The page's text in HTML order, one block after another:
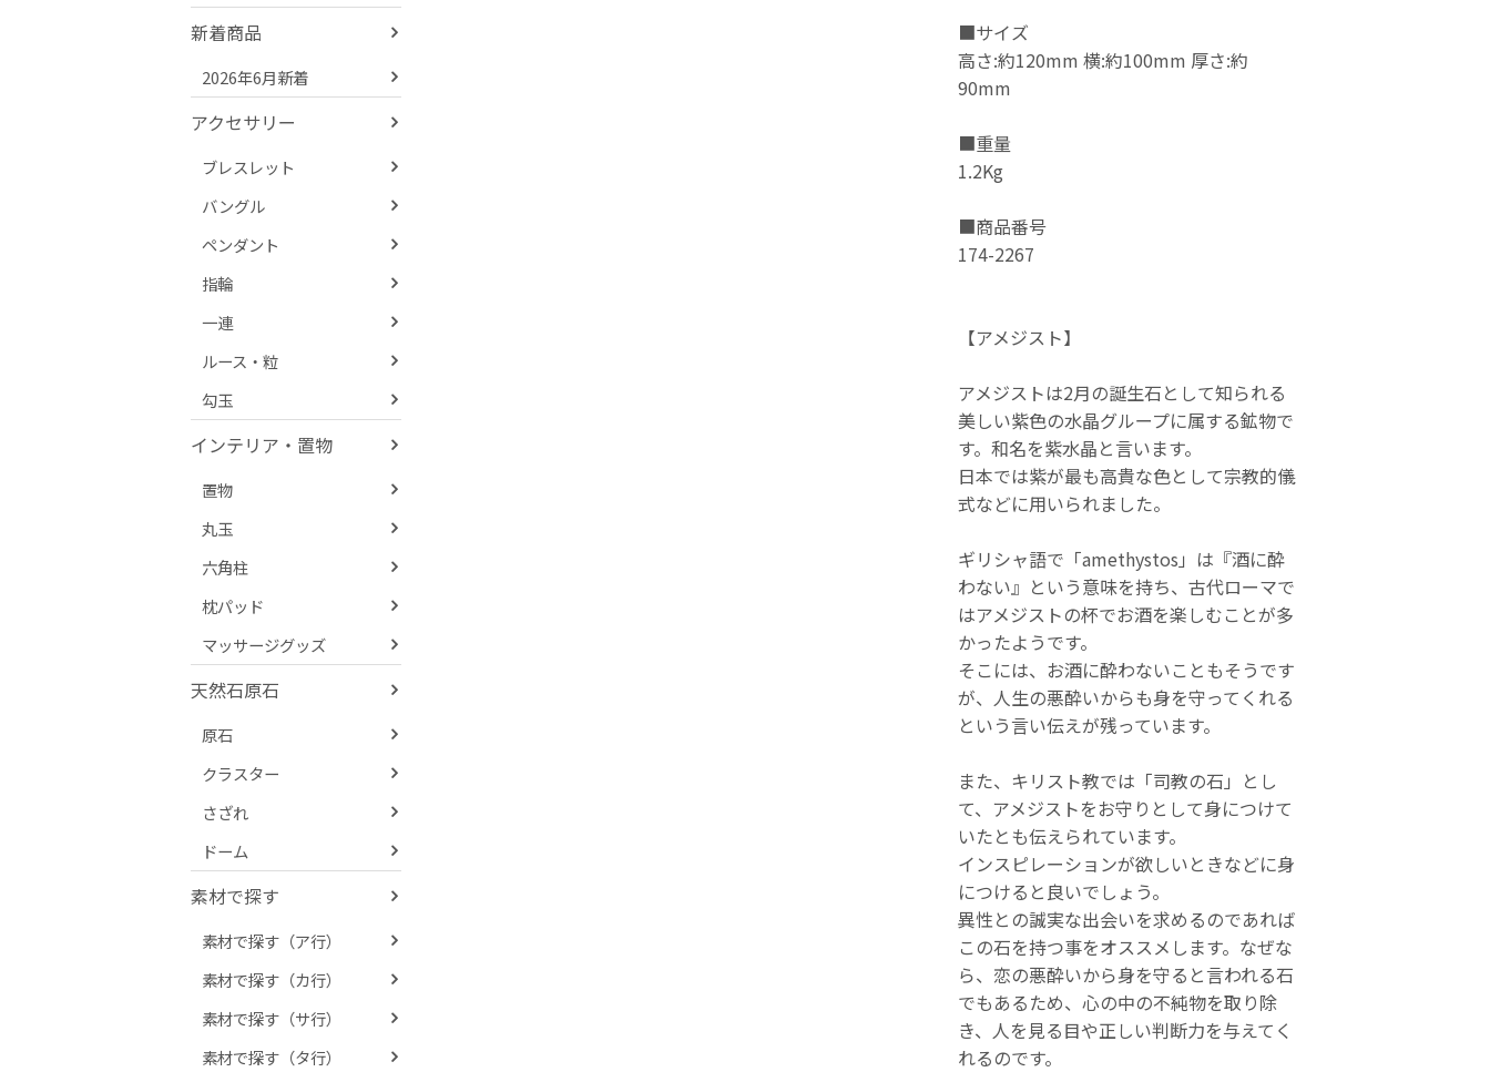
新着商品
2026年6月新着
アクセサリー
ブレスレット
バングル
ペンダント
指輪
一連
ルース・粒
勾玉
インテリア・置物
置物
丸玉
六角柱
枕パッド
マッサージグッズ
天然石原石
原石
クラスター
さざれ
ドーム
素材で探す
素材で探す（ア行）
素材で探す（カ行）
素材で探す（サ行）
素材で探す（タ行）
■サイズ
高さ:約120mm 横:約100mm 厚さ:約
90mm
■重量
1.2Kg
■商品番号
174-2267
【アメジスト】
アメジストは2月の誕生石として知られる
美しい紫色の水晶グループに属する鉱物で
す。和名を紫水晶と言います。
日本では紫が最も高貴な色として宗教的儀
式などに用いられました。
ギリシャ語で「amethystos」は『酒に酔
わない』という意味を持ち、古代ローマで
はアメジストの杯でお酒を楽しむことが多
かったようです。
そこには、お酒に酔わないこともそうです
が、人生の悪酔いからも身を守ってくれる
という言い伝えが残っています。
また、キリスト教では「司教の石」とし
て、アメジストをお守りとして身につけて
いたとも伝えられています。
インスピレーションが欲しいときなどに身
につけると良いでしょう。
異性との誠実な出会いを求めるのであれば
この石を持つ事をオススメします。なぜな
ら、恋の悪酔いから身を守ると言われる石
でもあるため、心の中の不純物を取り除
き、人を見る目や正しい判断力を与えてく
れるのです。